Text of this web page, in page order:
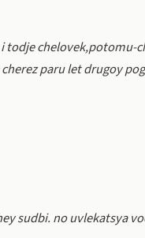
todje
paru let drugoy
sudbi. no uvlekatsya